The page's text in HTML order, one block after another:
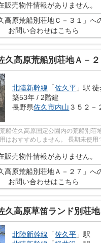
販売物件情報がありません。
高原荒船別荘地Ｃ－３１」へ
お問い合わせはこちら
久高原荒船別荘地Ａ－２
北陸新幹線 「佐久平 」駅
築53年 / 2階建
長野県佐久市内山 ３５２－
船佐久高原国定公園内の荒船別荘
はおすすめしません。 長期未使用
販売物件情報がありません。
高原荒船別荘地Ａ－２７」へ
お問い合わせはこちら
久高原草笛ランド別荘地Ｋ
北陸新幹線 「佐久平 」駅